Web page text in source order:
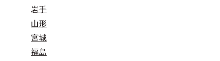
岩手
山形
宮城
福島